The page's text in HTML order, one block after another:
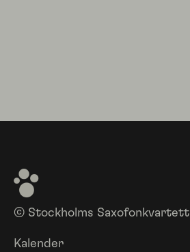
© Stockholms Saxofonkvartett
Kalender